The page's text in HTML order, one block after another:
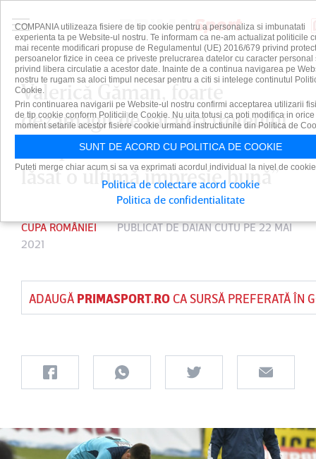
Valerică Găman, foarte
dezamăgit de ratarea trofeului.
”Ne pare rău, dar cred că am
lăsat o ultimă impresie bună”
CUPA ROMÂNIEI PUBLICAT DEDAIAN CUTUPE 22 MAI
2021
ADAUGĂ PRIMASPORT.ROCA SURSĂ PREFERATĂ ÎN
COMPANIA utilizeaza fisiere de tip cookie pentru a personaliza si imbunatati
experienta ta pe Website-ul nostru. Te informam ca ne-am actualizat politicile
mai recente modificari propuse de Regulamentul (UE) 2016/679 privind
persoanelor fizice in ceea ce priveste prelucrarea datelor cu caracter personal
privind libera circulatie a acestor date. Inainte de a continua navigarea pe
nostru te rugam sa aloci timpul necesar pentru a citi si intelege continutul
Cookie.
Prin continuarea navigarii pe Website-ul nostru confirmi acceptarea utilizarii
de tip cookie conform Politicii de Cookie. Nu uita totusi ca poti modifica in orice
moment setarile acestor fisiere cookie urmand instructiunile din Politica de
SUNT DE ACORD CU POLITICA DE COOKIE
Puteti merge chiar acum si sa va exprimati acordul individual la nivel de
Politica de colectare acord cookie
Politica de confidentialitate